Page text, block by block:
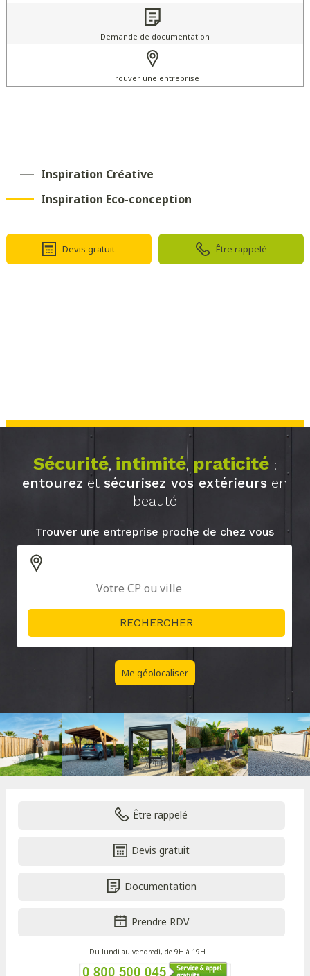
Demande de documentation
Trouver une entreprise
Inspiration Créative
Inspiration Eco-conception
Devis gratuit Être rappelé
Sécurité, intimité, praticité:
entourez et sécurisez vos extérieurs en
beauté
Trouver une entreprise proche de chez vous
Me géolocaliser
Être rappelé
Devis gratuit
Documentation
Prendre RDV
Du lundi au vendredi, de 9H à 19H